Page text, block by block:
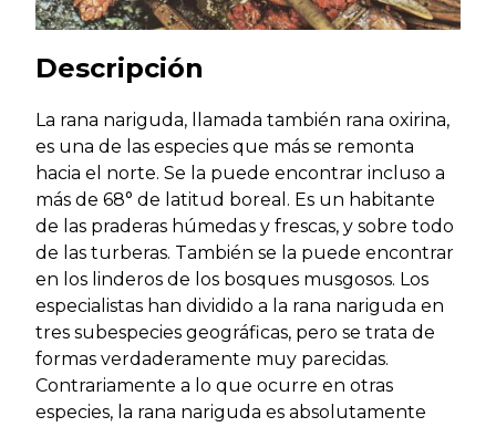
Descripción
La rana nariguda, llamada también rana oxirina,
es una de las especies que más se remonta
hacia el norte. Se la puede encontrar incluso a
más de 68° de latitud boreal. Es un habitante
de las praderas húmedas y frescas, y sobre todo
de las turberas. También se la puede encontrar
en los linderos de los bosques musgosos. Los
especialistas han dividido a la rana nariguda en
tres subespecies geográficas, pero se trata de
formas verdaderamente muy parecidas.
Contrariamente a lo que ocurre en otras
especies, la rana nariguda es absolutamente